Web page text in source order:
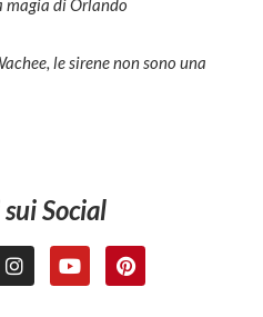
le sirene non sono una
Social